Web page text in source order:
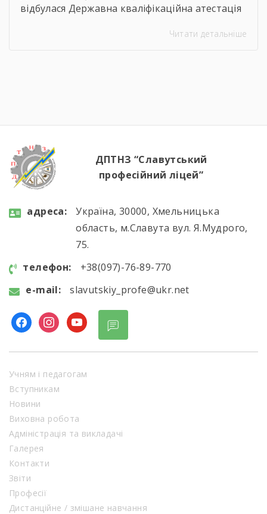
відбулася Державна кваліфікаційна атестація
Кондитер». За кожною стравою, кожним
Вітаємо майбутніх кухарів і кондитерів із […]
Читати детальніше
ДПТНЗ “Славутський
професійний ліцей”
aдресa:
Україна, 30000, Хмельницька
область, м.Славута вул. Я.Мудрого,
75.
телефон:
+38(097)-76-89-770
e-mail:
slavutskiy_profe@ukr.net
Учням і педагогам
Вступникам
Новини
Виховна робота
Адміністрація та викладачі
Галерея
Контакти
Звіти
Професії
Дистанційне / змішане навчання